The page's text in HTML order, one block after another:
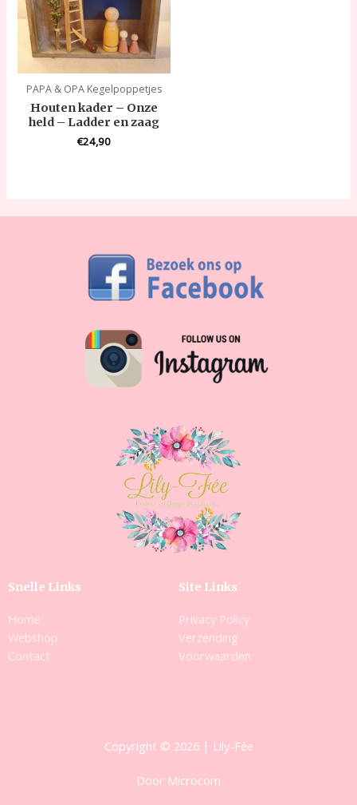
PAPA & OPA Kegelpoppetjes
Houten kader – Onze
held – Ladder en zaag
€24,90
Snelle Links
Home
Webshop
Contact
Site Links
Privacy Policy
Verzending
Voorwaarden
Copyright © 2026 | Lily-Fée
Door Microcom